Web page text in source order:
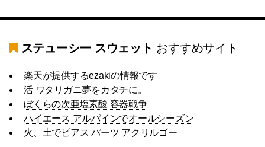
ステューシー スウェット おすすめサイト
楽天が提供するezakiの情報です
活 ワタリガニ夢をカタチに。
ぼくらの次亜塩素酸 容器戦争
ハイエース アルパインでオールシーズン
火、土でピアス パーツ アクリルゴー